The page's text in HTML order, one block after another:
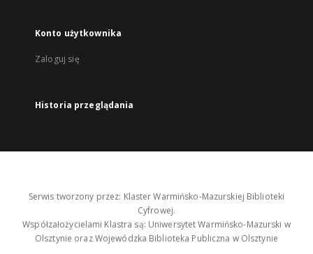
Konto użytkownika
Zaloguj się
Historia przeglądania
Serwis tworzony przez: Klaster Warmińsko-Mazurskiej Biblioteki
Cyfrowej.
Współzałożycielami Klastra są: Uniwersytet Warmińsko-Mazurski w
Olsztynie oraz Wojewódzka Biblioteka Publiczna w Olsztynie